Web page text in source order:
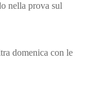
nella prova sul
domenica con le